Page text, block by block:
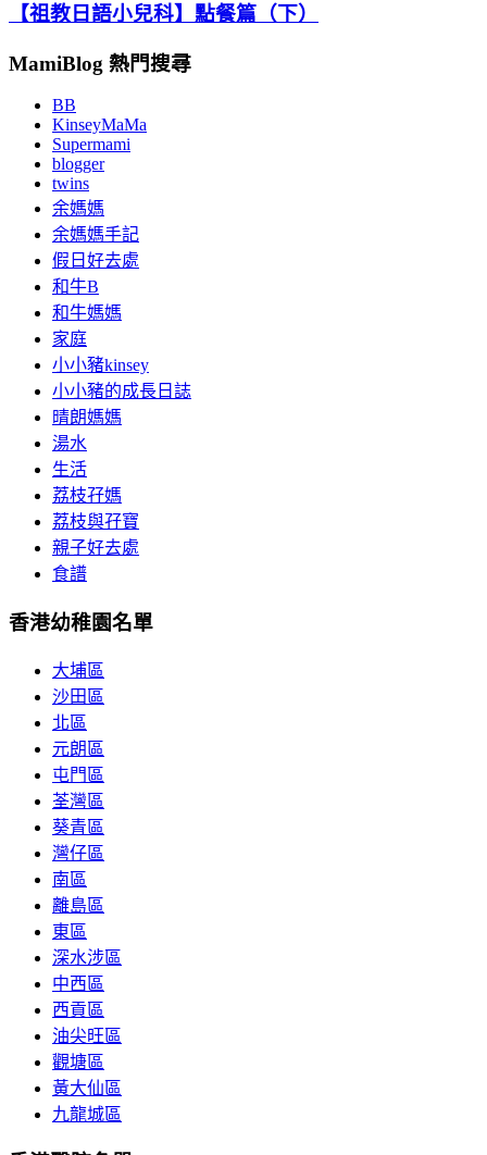
【祖教日語小兒科】點餐篇（下）
MamiBlog 熱門搜尋
BB
KinseyMaMa
Supermami
blogger
twins
余媽媽
余媽媽手記
假日好去處
和牛B
和牛媽媽
家庭
小小豬kinsey
小小豬的成長日誌
晴朗媽媽
湯水
生活
荔枝孖媽
荔枝與孖寶
親子好去處
食譜
香港幼稚園名單
大埔區
沙田區
北區
元朗區
屯門區
荃灣區
葵青區
灣仔區
南區
離島區
東區
深水涉區
中西區
西貢區
油尖旺區
觀塘區
黃大仙區
九龍城區